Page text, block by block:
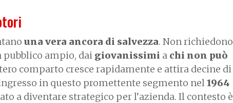
una vera ancora di salvezza. Non richiedono
pubblico ampio, dai giovanissimi a chi non può
comparto cresce rapidamente e attira decine di
in questo promettente segmento nel1964
a diventare strategico per l’azienda. Il contesto è